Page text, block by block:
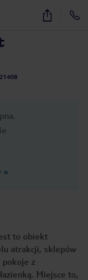
11
»
to obiekt
atrakcji, sklepów
z
Miejsce to,